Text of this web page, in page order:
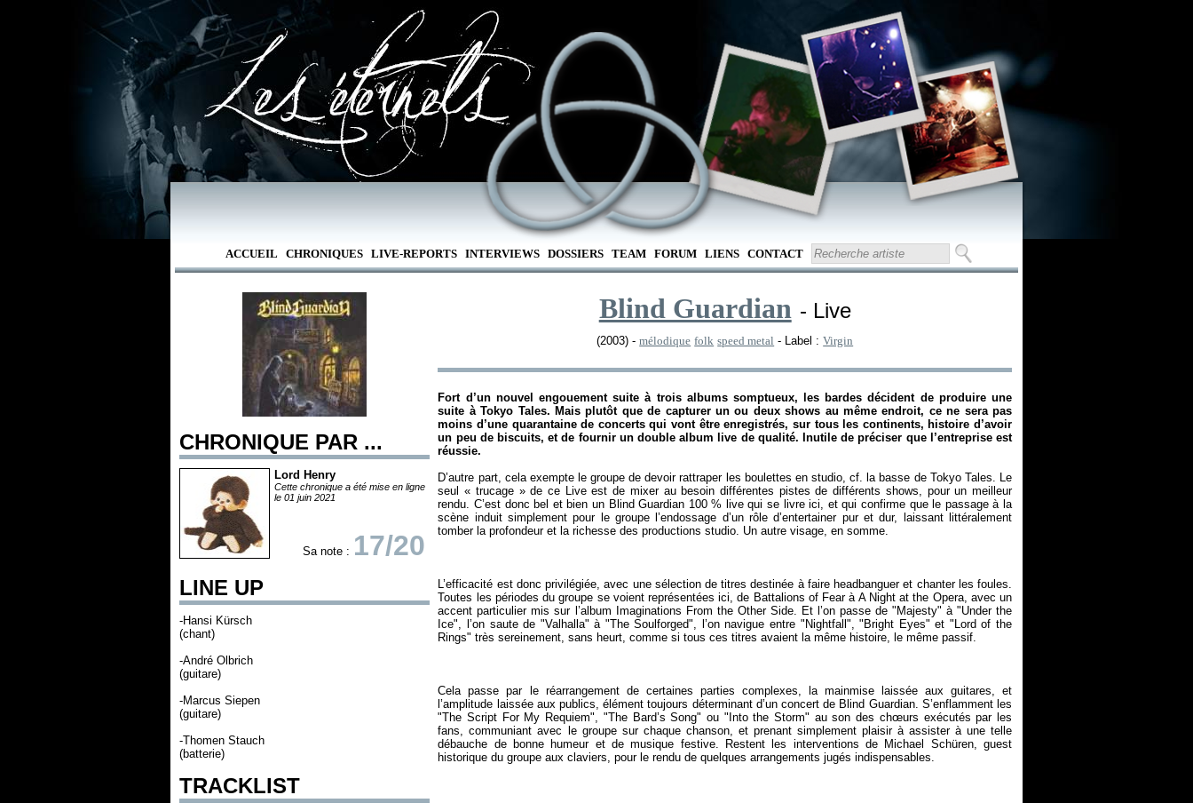
ACCUEIL CHRONIQUES LIVE-REPORTS INTERVIEWS DOSSIERS TEAM FORUM LIENS CONTACT
CHRONIQUE PAR ...
Lord Henry
Cette chronique a été mise en ligne
le 01 juin 2021
Sa note : 17/20
LINE UP
-Hansi Kürsch
(chant)
-André Olbrich
(guitare)
-Marcus Siepen
(guitare)
-Thomen Stauch
(batterie)
TRACKLIST
Blind Guardian - Live
(2003) -mélodique folk speed metal - Label :Virgin
Fort d’un nouvel engouement suite à trois albums somptueux, les bardes décident de produire une
suite àTokyo Tales. Mais plutôt que de capturer un ou deux shows au même endroit, ce ne sera pas
moins d’une quarantaine de concerts qui vont être enregistrés, sur tous les continents, histoire d’avoir
un peu de biscuits, et de fournir un double album live de qualité. Inutile de préciser que l’entreprise est
réussie.
D’autre part, cela exempte le groupe de devoir rattraper les boulettes en studio, cf. la basse de Tokyo Tales. Le
seul « trucage » de ce Liveest de mixer au besoin différentes pistes de différents shows, pour un meilleur
rendu. C’est donc bel et bien un Blind Guardian 100 % live qui se livre ici, et qui confirme que le passage à la
scène induit simplement pour le groupe l’endossage d’un rôle d’entertainer pur et dur, laissant littéralement
L’efficacité est donc privilégiée, avec une sélection de titres destinée à faire headbanguer et chanter les foules.
Toutes les périodes du groupe se voient représentées ici, de Battalions of Fearà A Night at the Opera, avec un
accent particulier mis sur l’album
Imaginations From the Other Side. Et l’on passe de "Majesty" à "Under the
Ice", l’on saute de "Valhalla" à "The Soulforged", l’on navigue entre "Nightfall", "Bright Eyes" et "Lord of the
Cela passe par le réarrangement de certaines parties complexes, la mainmise laissée aux guitares, et
l’amplitude laissée aux publics, élément toujours déterminant d’un concert de Blind Guardian. S’enflamment les
"The Script For My Requiem", "The Bard’s Song" ou "Into the Storm" au son des chœurs exécutés par les
fans, communiant avec le groupe sur chaque chanson, et prenant simplement plaisir à assister à une telle
débauche de bonne humeur et de musique festive. Restent les interventions de Michael Schüren, guest